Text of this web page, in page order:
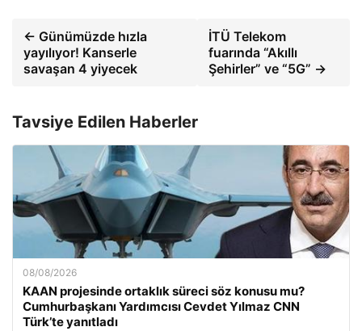
← Günümüzde hızla
yayılıyor! Kanserle
savaşan 4 yiyecek
İTÜ Telekom
fuarında “Akıllı
Şehirler” ve “5G” →
Tavsiye Edilen Haberler
08/08/2026
KAAN projesinde ortaklık süreci söz konusu mu?
Cumhurbaşkanı Yardımcısı Cevdet Yılmaz CNN
Türk’te yanıtladı